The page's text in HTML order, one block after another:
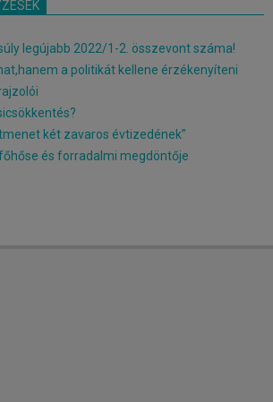
legújabb 2022/1-2. összevont száma!
a politikát kellene érzékenyíteni
két zavaros évtizedének”
és forradalmi megdöntője